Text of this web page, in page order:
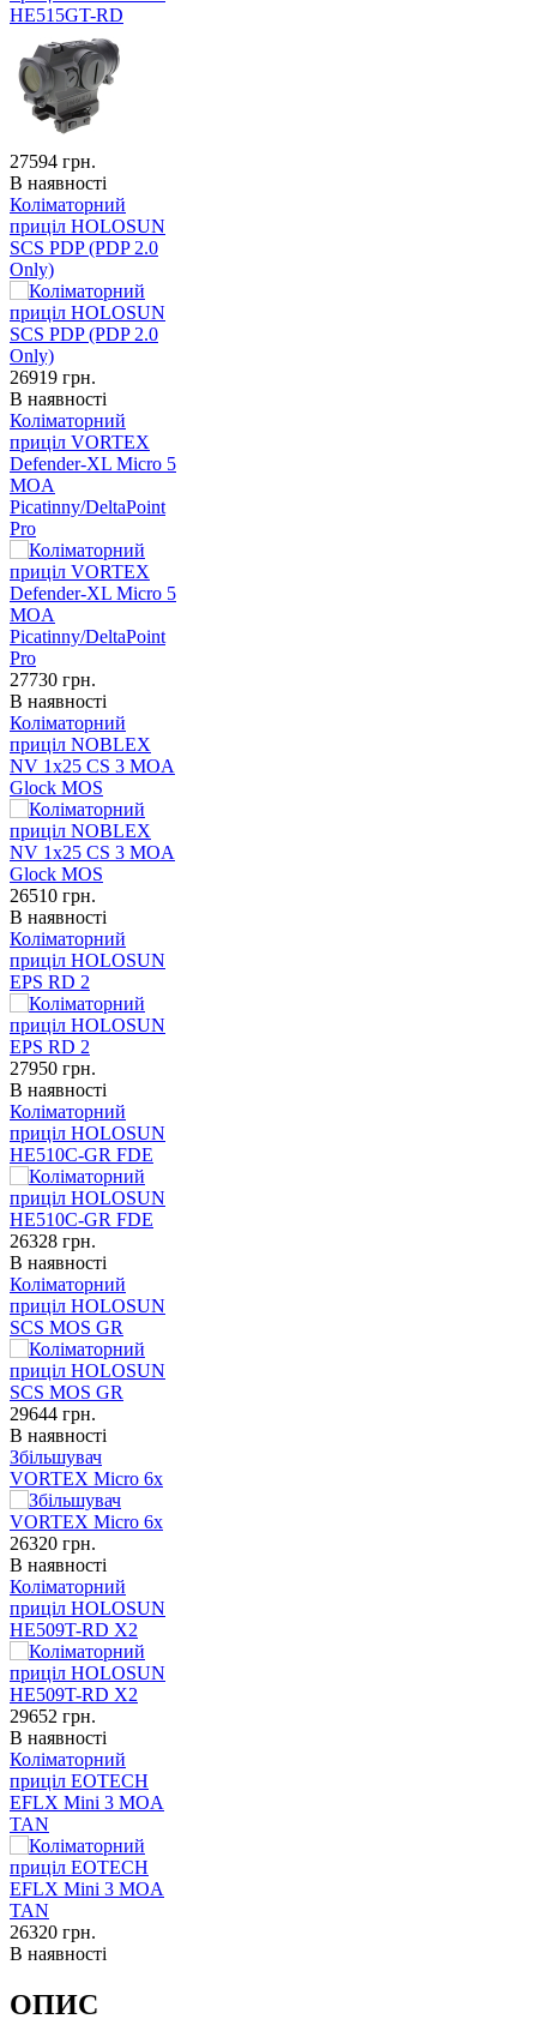
HE515GT-RD
27594 грн.
В наявності
Коліматорний
приціл HOLOSUN
SCS PDP (PDP 2.0
Only)
26919 грн.
В наявності
Коліматорний
приціл VORTEX
Defender-XL Micro 5
MOA
Picatinny/DeltaPoint
Pro
27730 грн.
В наявності
Коліматорний
приціл NOBLEX
NV 1x25 CS 3 MOA
Glock MOS
26510 грн.
В наявності
Коліматорний
приціл HOLOSUN
EPS RD 2
27950 грн.
В наявності
Коліматорний
приціл HOLOSUN
HE510C-GR FDE
26328 грн.
В наявності
Коліматорний
приціл HOLOSUN
SCS MOS GR
29644 грн.
В наявності
Збільшувач
VORTEX Micro 6x
26320 грн.
В наявності
Коліматорний
приціл HOLOSUN
HE509T-RD X2
29652 грн.
В наявності
Коліматорний
приціл EOTECH
EFLX Mini 3 MOA
TAN
26320 грн.
В наявності
ОПИС